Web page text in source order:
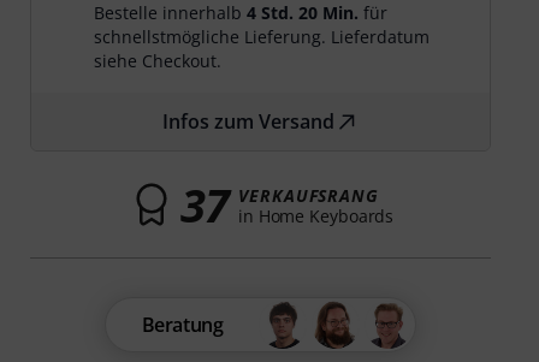
Bestelle innerhalb4 Std. 20 Min. für
schnellstmögliche Lieferung. Lieferdatum
siehe Checkout.
Infos zum Versand
37 VERKAUFSRANG
in Home Keyboards
Beratung